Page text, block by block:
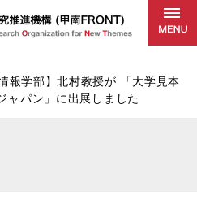
報学部】北村教授が 「大学見本
ャパン」に出展しました